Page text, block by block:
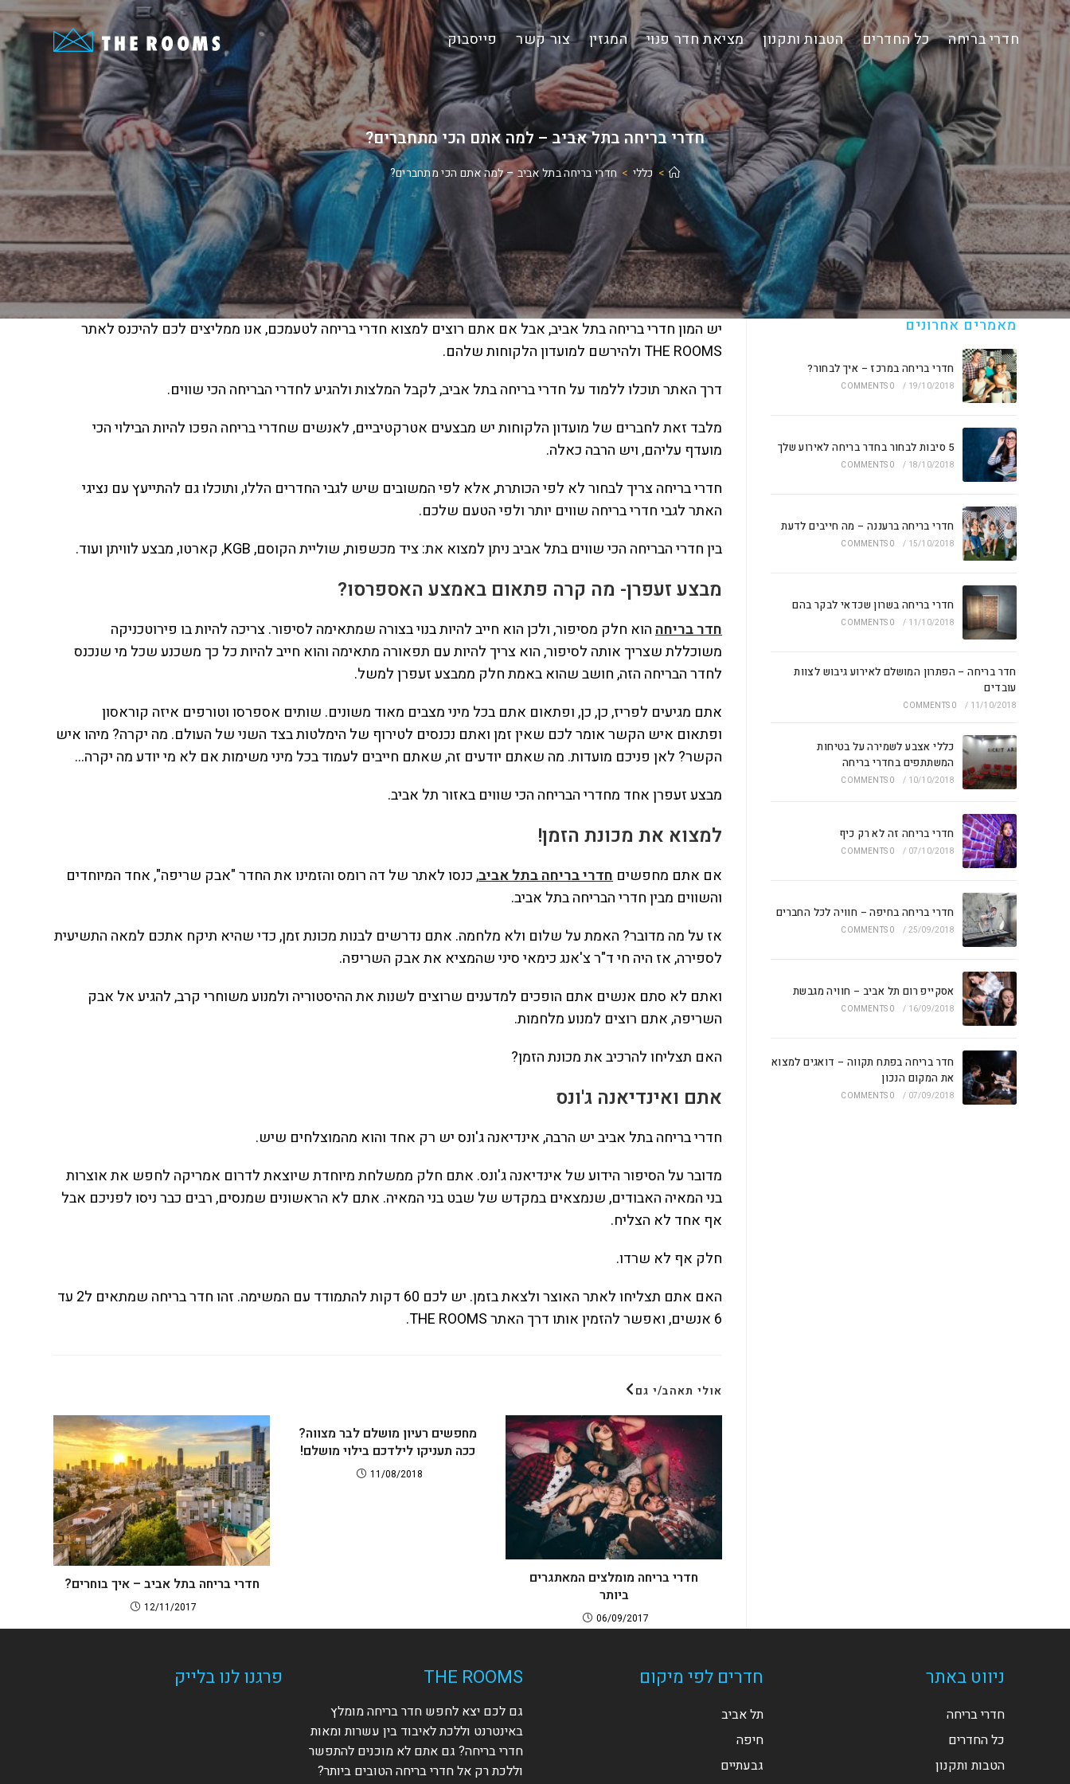
Skip
to
content
חדרי בריחה כל החדרים הטבות ותקנון מציאת חדר פנוי המגזין צור קשר פייסבוק
חדרי בריחה בתל אביב – למה אתם הכי מתחברים?
> כללי > חדרי בריחה בתל אביב – למה אתם הכי מתחברים?
יש המון חדרי בריחה בתל אביב, אבל אם אתם רוצים למצוא חדרי בריחה לטעמכם, אנו ממליצים לכם להיכנס לאתר
THE ROOMS ולהירשם למועדון הלקוחות שלהם.
דרך האתר תוכלו ללמוד על חדרי בריחה בתל אביב, לקבל המלצות ולהגיע לחדרי הבריחה הכי שווים.
מלבד זאת לחברים של מועדון הלקוחות יש מבצעים אטרקטיביים, לאנשים שחדרי בריחה הפכו להיות הבילוי הכי
מועדף עליהם, ויש הרבה כאלה.
חדרי בריחה צריך לבחור לא לפי הכותרת, אלא לפי המשובים שיש לגבי החדרים הללו, ותוכלו גם להתייעץ עם נציגי
האתר לגבי חדרי בריחה שווים יותר ולפי הטעם שלכם.
בין חדרי הבריחה הכי שווים בתל אביב ניתן למצוא את: ציד מכשפות, שוליית הקוסם, KGB, קארטו, מבצע לוויתן ועוד.
מבצע זעפרן- מה קרה פתאום באמצע האספרסו?
חדר בריחההוא חלק מסיפור, ולכן הוא חייב להיות בנוי בצורה שמתאימה לסיפור. צריכה להיות בו פירוטכניקה
משוכללת שצריך אותה לסיפור, הוא צריך להיות עם תפאורה מתאימה והוא חייב להיות כל כך משכנע שכל מי שנכנס
לחדר הבריחה הזה, חושב שהוא באמת חלק ממבצע זעפרן למשל.
אתם מגיעים לפריז, כן, כן, ופתאום אתם בכל מיני מצבים מאוד משונים. שותים אספרסו וטורפים איזה קוראסון
ופתאום איש הקשר אומר לכם שאין זמן ואתם נכנסים לטירוף של הימלטות בצד השני של העולם. מה יקרה? מיהו איש
הקשר? לאן פניכם מועדות. מה שאתם יודעים זה, שאתם חייבים לעמוד בכל מיני משימות אם לא מי יודע מה יקרה…
מבצע זעפרן אחד מחדרי הבריחה הכי שווים באזור תל אביב.
למצוא את מכונת הזמן!
אם אתם מחפשיםחדרי בריחה בתל אביב, כנסו לאתר של דה רומס והזמינו את החדר "אבק שריפה", אחד המיוחדים
והשווים מבין חדרי הבריחה בתל אביב.
אז על מה מדובר? האמת על שלום ולא מלחמה. אתם נדרשים לבנות מכונת זמן, כדי שהיא תיקח אתכם למאה התשיעית
לספירה, אז היה חי ד"ר צ'אנג כימאי סיני שהמציא את אבק השריפה.
ואתם לא סתם אנשים אתם הופכים למדענים שרוצים לשנות את ההיסטוריה ולמנוע משוחרי קרב, להגיע אל אבק
השריפה, אתם רוצים למנוע מלחמות.
האם תצליחו להרכיב את מכונת הזמן?
אתם ואינדיאנה ג'ונס
חדרי בריחה בתל אביב יש הרבה, אינדיאנה ג'ונס יש רק אחד והוא מהמוצלחים שיש.
מדובר על הסיפור הידוע של אינדיאנה ג'ונס. אתם חלק ממשלחת מיוחדת שיוצאת לדרום אמריקה לחפש את אוצרות
בני המאיה האבודים, שנמצאים במקדש של שבט בני המאיה. אתם לא הראשונים שמנסים, רבים כבר ניסו לפניכם אבל
אף אחד לא הצליח.
חלק אף לא שרדו.
האם אתם תצליחו לאתר האוצר ולצאת בזמן. יש לכם 60 דקות להתמודד עם המשימה. זהו חדר בריחה שמתאים ל2 עד
6 אנשים, ואפשר להזמין אותו דרך האתר THE ROOMS.
אולי תאהב/י גם
חדרי בריחה בתל אביב – איך בוחרים?
12/11/2017
מחפשים רעיון מושלם לבר מצווה?
ככה תעניקו לילדכם בילוי מושלם!
11/08/2018
חדרי בריחה מומלצים המאתגרים
ביותר
06/09/2017
מאמרים אחרונים
חדרי בריחה במרכז – איך לבחור?
19/10/2018
/
0 COMMENTS
5 סיבות לבחור בחדר בריחה לאירוע שלך
18/10/2018
/
0 COMMENTS
חדרי בריחה ברעננה – מה חייבים לדעת
15/10/2018
/
0 COMMENTS
חדרי בריחה בשרון שכדאי לבקר בהם
11/10/2018
/
0 COMMENTS
חדר בריחה – הפתרון המושלם לאירוע גיבוש לצוות
עובדים
11/10/2018
/
0 COMMENTS
כללי אצבע לשמירה על בטיחות
המשתתפים בחדרי בריחה
10/10/2018
/
0 COMMENTS
חדרי בריחה זה לא רק כיף
07/10/2018
/
0 COMMENTS
חדרי בריחה בחיפה – חוויה לכל החברים
25/09/2018
/
0 COMMENTS
אסקייפ רום תל אביב – חוויה מגבשת
16/09/2018
/
0 COMMENTS
חדר בריחה בפתח תקווה – דואגים למצוא
את המקום הנכון
07/09/2018
/
0 COMMENTS
ניווט באתר
חדרי בריחה
כל החדרים
הטבות ותקנון
חדרים לפי מיקום
תל אביב
חיפה
גבעתיים
THE ROOMS
גם לכם יצא לחפש חדר בריחה מומלץ
באינטרנט וללכת לאיבוד בין עשרות ומאות
חדרי בריחה? גם אתם לא מוכנים להתפשר
וללכת רק אל חדרי בריחה הטובים ביותר?
פרגנו לנו בלייק